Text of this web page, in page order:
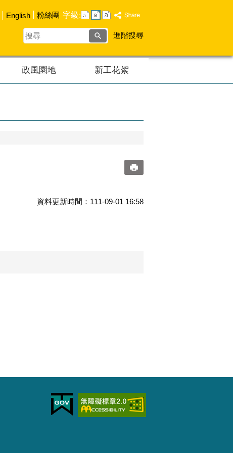
English 粉絲團 字級:
搜
尋
進階搜尋
政風園地 新工花絮
資料更新時間：111-09-01 16:58